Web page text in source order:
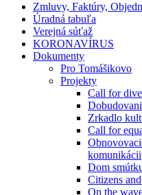
Zmluvy, Faktúry,
Úradná tabuľa
Verejná súťaž
KORONAVÍRUS
Dokumenty
Pro Tomášikovo
Projekty
Call for
Zrkadlo
Call for
komunikácii
Dom
Citizens
On the